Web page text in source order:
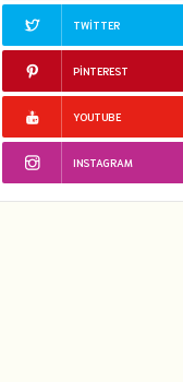
TWITTER
PINTEREST
YOUTUBE
INSTAGRAM